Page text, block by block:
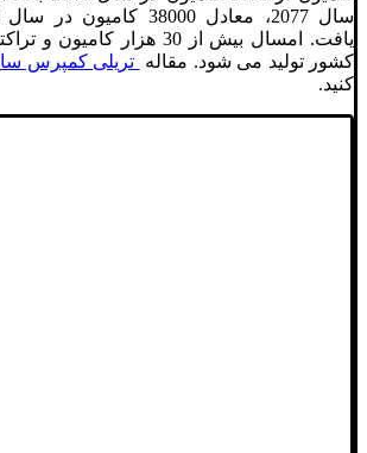
یافت. امسال بیش از 30 هزار
کشور تولید می شود. مقاله تریلی کمپرس
کنید.